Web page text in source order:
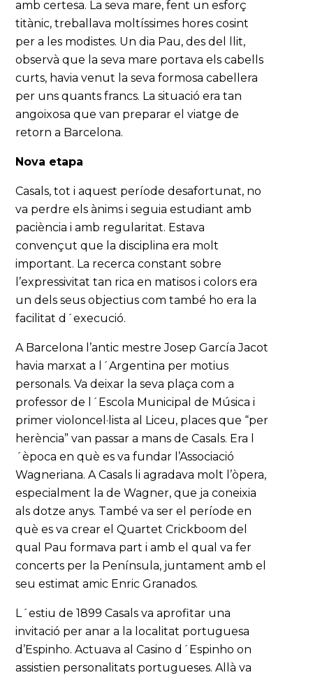
amb certesa. La seva mare, fent un esforç
titànic, treballava moltíssimes hores cosint
per a les modistes. Un dia Pau, des del llit,
observà que la seva mare portava els cabells
curts, havia venut la seva formosa cabellera
per uns quants francs. La situació era tan
angoixosa que van preparar el viatge de
retorn a Barcelona.
Nova etapa
Casals, tot i aquest període desafortunat, no
va perdre els ànims i seguia estudiant amb
paciència i amb regularitat. Estava
convençut que la disciplina era molt
important. La recerca constant sobre
l’expressivitat tan rica en matisos i colors era
un dels seus objectius com també ho era la
facilitat d´execució.
A Barcelona l’antic mestre Josep García Jacot
havia marxat a l´Argentina per motius
personals. Va deixar la seva plaça com a
professor de l´Escola Municipal de Música i
primer violoncel·lista al Liceu, places que “per
herència” van passar a mans de Casals. Era l
´època en què es va fundar l’Associació
Wagneriana. A Casals li agradava molt l’òpera,
especialment la de Wagner, que ja coneixia
als dotze anys. També va ser el període en
què es va crear el Quartet Crickboom del
qual Pau formava part i amb el qual va fer
concerts per la Península, juntament amb el
seu estimat amic Enric Granados.
L´estiu de 1899 Casals va aprofitar una
invitació per anar a la localitat portuguesa
d’Espinho. Actuava al Casino d´Espinho on
assistien personalitats portugueses. Allà va